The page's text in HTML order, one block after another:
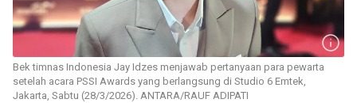
Bek timnas Indonesia Jay Idzes menjawab pertanyaan para pewarta
setelah acara PSSI Awards yang berlangsung di Studio 6 Emtek,
Jakarta, Sabtu (28/3/2026). ANTARA/RAUF ADIPATI